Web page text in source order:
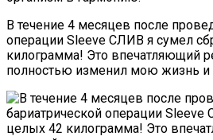
В течение 4 месяцев после
операции Sleeve СЛИВ я сумел
килограмма! Это впечатляющий
полностью изменил мою жизнь и